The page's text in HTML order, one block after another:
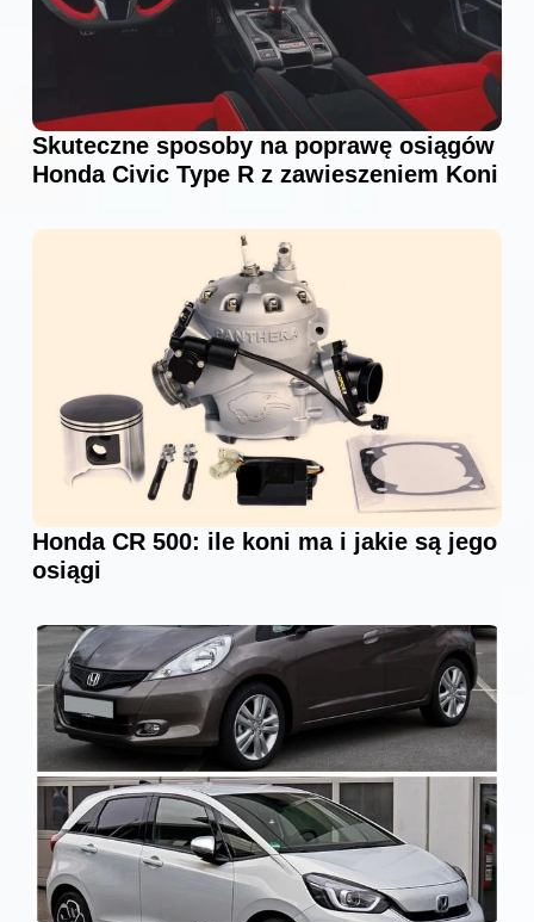
Skuteczne sposoby na poprawę osiągów
Honda Civic Type R z zawieszeniem Koni
Honda CR 500: ile koni ma i jakie są jego
osiągi